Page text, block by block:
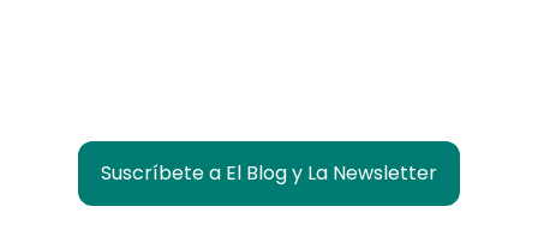
Suscríbete a El Blog y La Newsletter